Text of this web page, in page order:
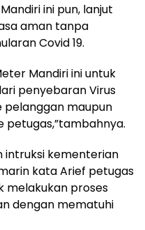
ini pun, lanjut
aman tanpa
Covid 19.
Mandiri ini untuk
penyebaran Virus
pelanggan maupun
petugas,”tambahnya.
intruksi kementerian
kata Arief petugas
melakukan proses
dengan mematuhi